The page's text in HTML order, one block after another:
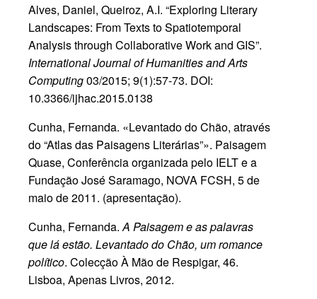
Alves, Daniel, Queiroz, A.I. “Exploring Literary
Landscapes: From Texts to Spatiotemporal
Analysis through Collaborative Work and GIS”.
International Journal of Humanities and Arts
Computing03/2015; 9(1):57-73. DOI:
10.3366/ijhac.2015.0138
Cunha, Fernanda. «Levantado do Chão, através
do “Atlas das Paisagens Literárias”». Paisagem
Quase, Conferência organizada pelo IELT e a
Fundação José Saramago, NOVA FCSH, 5 de
maio de 2011. (apresentação).
Cunha, Fernanda.A Paisagem e as palavras
que lá estão. Levantado do Chão, um romance
político. Colecção À Mão de Respigar, 46.
Lisboa, Apenas Livros, 2012.